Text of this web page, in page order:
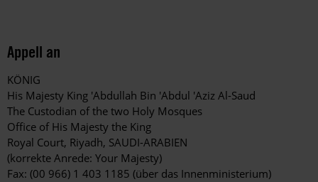
Appell an
KÖNIG
His Majesty King 'Abdullah Bin 'Abdul 'Aziz Al-Saud
The Custodian of the two Holy Mosques
Office of His Majesty the King
Royal Court, Riyadh, SAUDI-ARABIEN
(korrekte Anrede: Your Majesty)
Fax: (00 966) 1 403 1185 (über das Innenministerium)